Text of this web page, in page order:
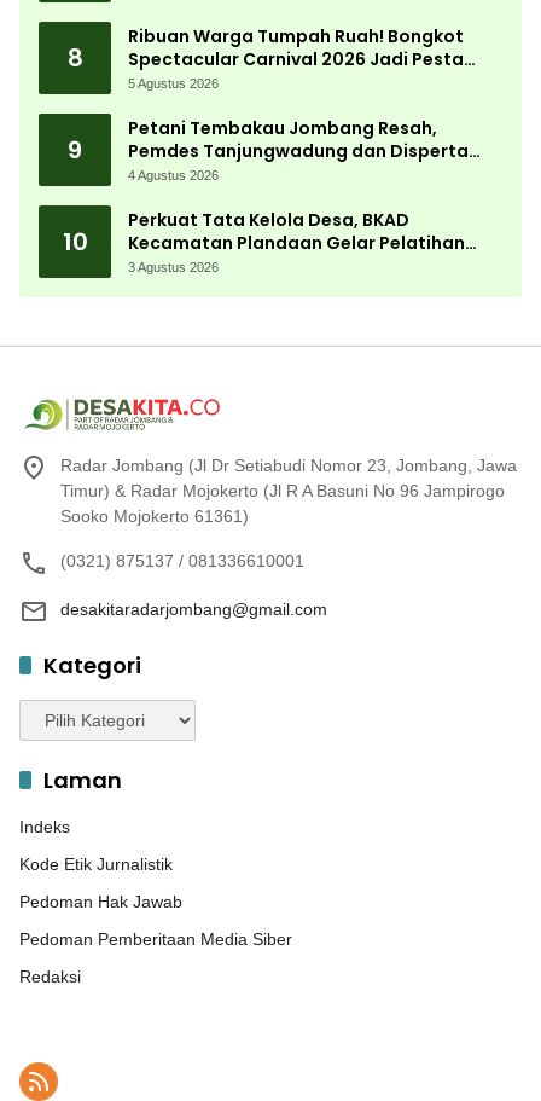
8
Ribuan Warga Tumpah Ruah! Bongkot
Spectacular Carnival 2026 Jadi Pesta
Kemerdekaan Terbesar di Peterongan
5 Agustus 2026
9
Petani Tembakau Jombang Resah,
Pemdes Tanjungwadung dan Disperta
Bergerak Cepat
4 Agustus 2026
10
Perkuat Tata Kelola Desa, BKAD
Kecamatan Plandaan Gelar Pelatihan
Aparatur Pemdes
3 Agustus 2026
Radar Jombang (Jl Dr Setiabudi Nomor 23, Jombang, Jawa
Timur) & Radar Mojokerto (Jl R A Basuni No 96 Jampirogo
Sooko Mojokerto 61361)
(0321) 875137 / 081336610001
desakitaradarjombang@gmail.com
Kategori
Kategori
Laman
Indeks
Kode Etik Jurnalistik
Pedoman Hak Jawab
Pedoman Pemberitaan Media Siber
Redaksi